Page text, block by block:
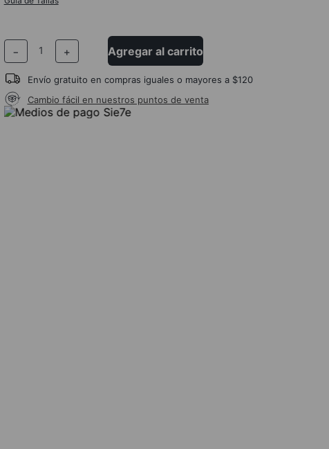
＋
－ Agregar al carrito
Envío gratuito en compras iguales o mayores a $120
Cambio fácil en nuestros puntos de venta